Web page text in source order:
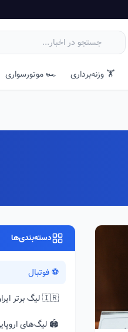
🏋️ وزنه‌برداری 🏎️ موتورسواری
دسته‌بندی‌ها
⚽ فوتبال
🇮🇷 لیگ برتر ایران
🏟️ لیگ‌های